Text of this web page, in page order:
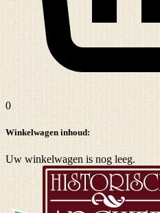
0
Winkelwagen inhoud:
Uw winkelwagen is nog leeg.